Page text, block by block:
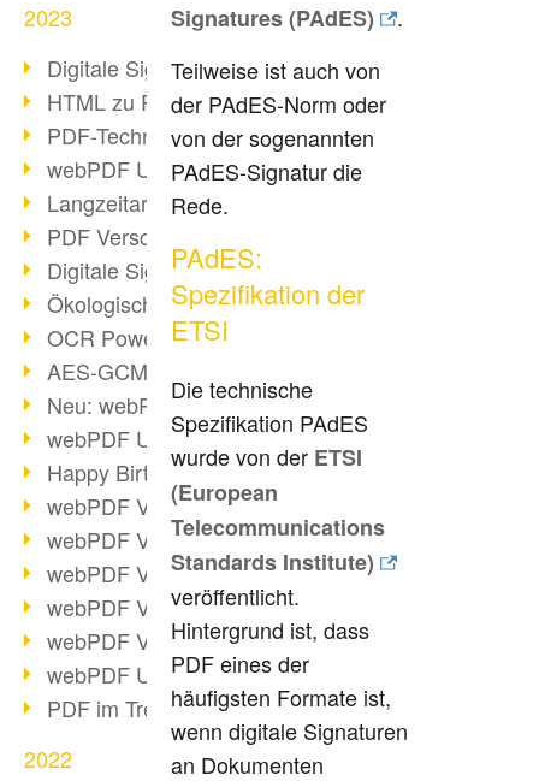
2023
Digitale Signatur in PDF
HTML zu PDF
PDF-Techniken für Barrierefreiheit
webPDF Update 9.0.0.3149
Langzeitarchivierung mit PDF/A
PDF Verschlüsselung
Digitale Signaturen
Ökologischen Abdruck reduzieren
OCR Power für Profis
AES-GCM-Unterstützung (PDF 2.0)
Neu: webPDF Developer Hub
webPDF Update 9.0.0.2898
Happy Birthday, PDF!
webPDF Video-Session 4
webPDF Video-Session 3
webPDF Video-Session 2
webPDF Video-Session 1
webPDF Video-Session Termine
webPDF Update 9.0.0.2843
PDF im Trend
2022
Signatures (PAdES)
.
Teilweise ist auch von
der PAdES-Norm oder
von der sogenannten
PAdES-Signatur die
Rede.
PAdES:
Spezifikation der
ETSI
Die technische
Spezifikation PAdES
wurde von der ETSI
(European
Telecommunications
Standards Institute)
veröffentlicht.
Hintergrund ist, dass
PDF eines der
häufigsten Formate ist,
wenn digitale Signaturen
an Dokumenten